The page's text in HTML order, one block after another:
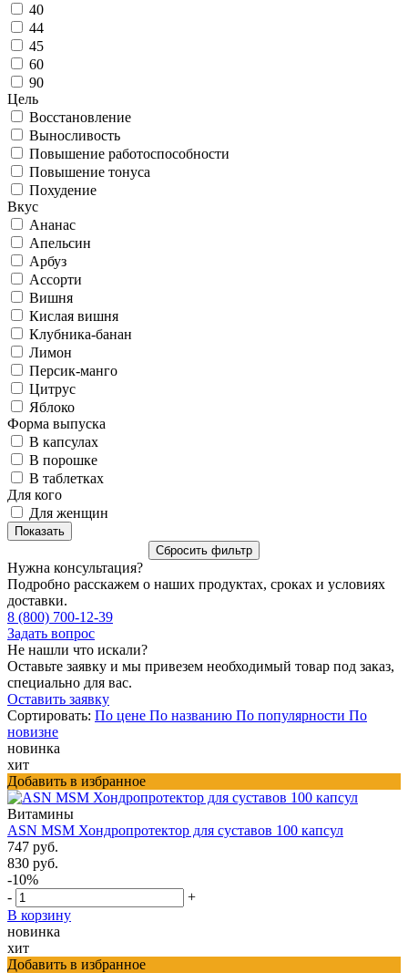
40
44
45
60
90
Цель
Восстановление
Выносливость
Повышение работоспособности
Повышение тонуса
Похудение
Вкус
Ананас
Апельсин
Арбуз
Ассорти
Вишня
Кислая вишня
Клубника-банан
Лимон
Персик-манго
Цитрус
Яблоко
Форма выпуска
В капсулах
В порошке
В таблетках
Для кого
Для женщин
Нужна консультация?
Подробно расскажем о наших продуктах, сроках и условиях
доставки.
8 (800) 700-12-39
Задать вопрос
Не нашли что искали?
Оставьте заявку и мы привезем необходимый товар под заказ,
специально для вас.
Оставить заявку
Сортировать: По цене По названию По популярности По
новизне
новинка
хит
Добавить в избранное
Витамины
ASN MSM Хондропротектор для суставов 100 капсул
747 руб.
830 руб.
-10%
-
+
В корзину
новинка
хит
Добавить в избранное